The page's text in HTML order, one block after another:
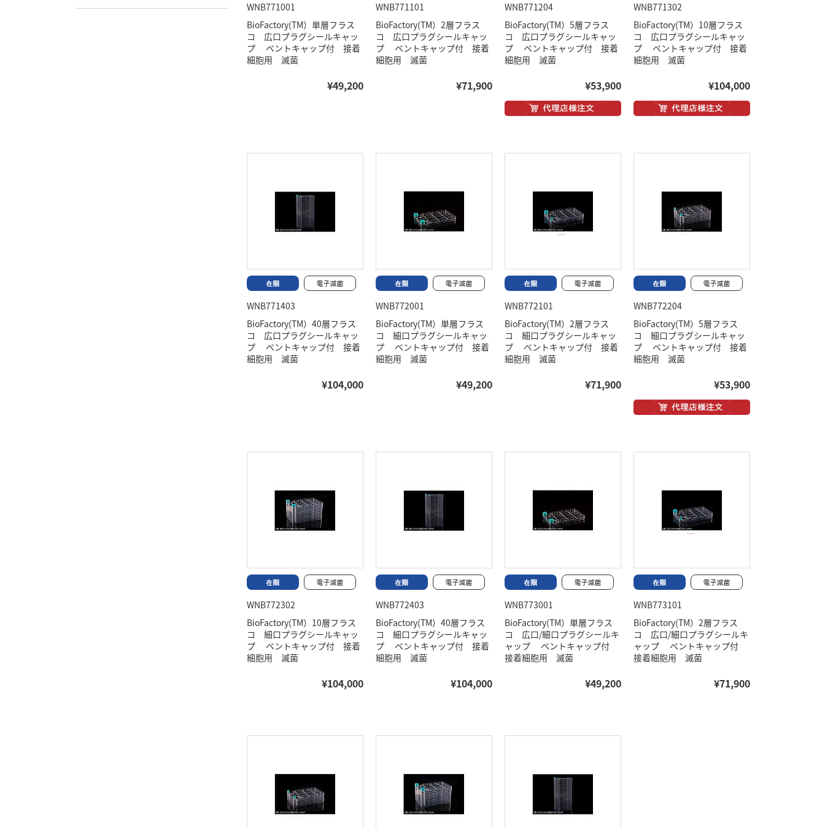
WNB771001
BioFactory(TM）単層フラス
コ 広口プラグシールキャッ
プ ベントキャップ付 接着
細胞用 滅菌
¥49,200
WNB771101
BioFactory(TM）2層フラス
コ 広口プラグシールキャッ
プ ベントキャップ付 接着
細胞用 滅菌
¥71,900
WNB771204
BioFactory(TM）5層フラス
コ 広口プラグシールキャッ
プ ベントキャップ付 接着
細胞用 滅菌
¥53,900
WNB771302
BioFactory(TM）10層フラス
コ 広口プラグシールキャッ
プ ベントキャップ付 接着
細胞用 滅菌
¥104,000
WNB771403
BioFactory(TM）40層フラス
コ 広口プラグシールキャッ
プ ベントキャップ付 接着
細胞用 滅菌
¥104,000
WNB772001
BioFactory(TM）単層フラス
コ 細口プラグシールキャッ
プ ベントキャップ付 接着
細胞用 滅菌
¥49,200
WNB772101
BioFactory(TM）2層フラス
コ 細口プラグシールキャッ
プ ベントキャップ付 接着
細胞用 滅菌
¥71,900
WNB772204
BioFactory(TM）5層フラス
コ 細口プラグシールキャッ
プ ベントキャップ付 接着
細胞用 滅菌
¥53,900
WNB772302
BioFactory(TM）10層フラス
コ 細口プラグシールキャッ
プ ベントキャップ付 接着
細胞用 滅菌
¥104,000
WNB772403
BioFactory(TM）40層フラス
コ 細口プラグシールキャッ
プ ベントキャップ付 接着
細胞用 滅菌
¥104,000
WNB773001
BioFactory(TM）単層フラス
コ 広口/細口プラグシールキ
ャップ ベントキャップ付
接着細胞用 滅菌
¥49,200
WNB773101
BioFactory(TM）2層フラス
コ 広口/細口プラグシールキ
ャップ ベントキャップ付
接着細胞用 滅菌
¥71,900